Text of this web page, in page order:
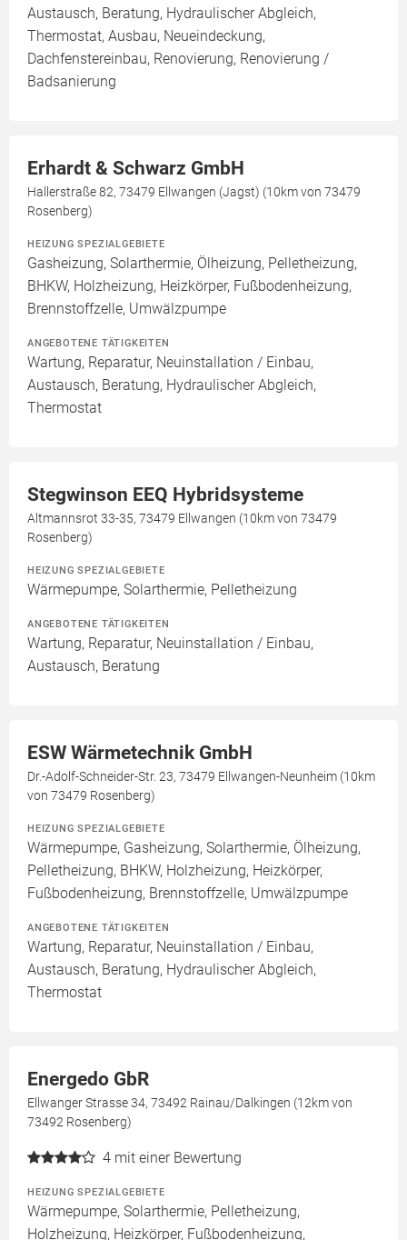
Austausch, Beratung, Hydraulischer Abgleich,
Thermostat, Ausbau, Neueindeckung,
Dachfenstereinbau, Renovierung, Renovierung /
Badsanierung
Erhardt & Schwarz GmbH
Hallerstraße 82, 73479 Ellwangen (Jagst) (10km von 73479
Rosenberg)
HEIZUNG SPEZIALGEBIETE
Gasheizung, Solarthermie, Ölheizung, Pelletheizung,
BHKW, Holzheizung, Heizkörper, Fußbodenheizung,
Brennstoffzelle, Umwälzpumpe
ANGEBOTENE TÄTIGKEITEN
Wartung, Reparatur, Neuinstallation / Einbau,
Austausch, Beratung, Hydraulischer Abgleich,
Thermostat
Stegwinson EEQ Hybridsysteme
Altmannsrot 33-35, 73479 Ellwangen (10km von 73479
Rosenberg)
HEIZUNG SPEZIALGEBIETE
Wärmepumpe, Solarthermie, Pelletheizung
ANGEBOTENE TÄTIGKEITEN
Wartung, Reparatur, Neuinstallation / Einbau,
Austausch, Beratung
ESW Wärmetechnik GmbH
Dr.-Adolf-Schneider-Str. 23, 73479 Ellwangen-Neunheim (10km
von 73479 Rosenberg)
HEIZUNG SPEZIALGEBIETE
Wärmepumpe, Gasheizung, Solarthermie, Ölheizung,
Pelletheizung, BHKW, Holzheizung, Heizkörper,
Fußbodenheizung, Brennstoffzelle, Umwälzpumpe
ANGEBOTENE TÄTIGKEITEN
Wartung, Reparatur, Neuinstallation / Einbau,
Austausch, Beratung, Hydraulischer Abgleich,
Thermostat
Energedo GbR
Ellwanger Strasse 34, 73492 Rainau/Dalkingen (12km von
73492 Rosenberg)
4 mit einer Bewertung
HEIZUNG SPEZIALGEBIETE
Wärmepumpe, Solarthermie, Pelletheizung,
Holzheizung, Heizkörper, Fußbodenheizung,